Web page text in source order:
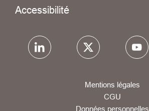
Accessibilité
Mentions légales
CGU
Données personnelles